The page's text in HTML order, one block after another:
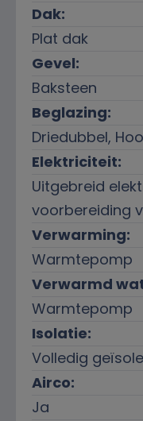
Dak:
Plat dak
Gevel:
Baksteen
Beglazing:
Driedubbel,
Elektriciteit:
Uitgebreid
voorbereiding
Verwarming:
Warmtepomp
Verwarmd
Warmtepomp
Isolatie:
Volledig
Airco:
Ja